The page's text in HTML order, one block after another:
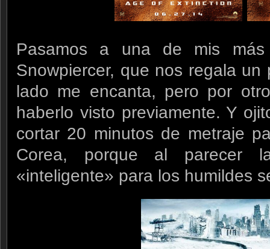
Pasamos a una de mis
Snowpiercer, que nos regala
lado me encanta, pero por
haberlo visto previamente. Y
cortar 20 minutos de metraje
Corea, porque al parecer
«inteligente» para los humildes